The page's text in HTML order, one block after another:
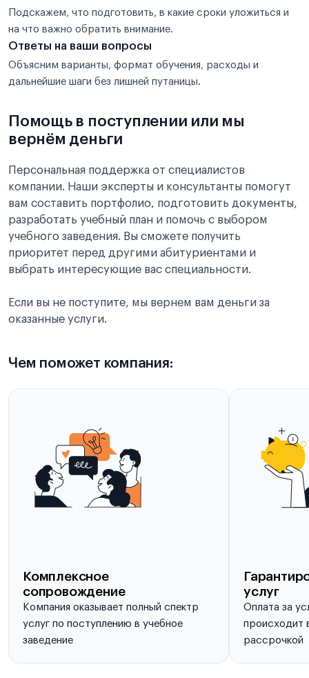
Подскажем, что подготовить, в какие сроки уложиться и
на что важно обратить внимание.
Ответы на ваши вопросы
Объясним варианты, формат обучения, расходы и
дальнейшие шаги без лишней путаницы.
Помощь в поступлении или мы
вернём деньги
Персональная поддержка от специалистов
компании. Наши эксперты и консультанты помогут
вам составить портфолио, подготовить документы,
разработать учебный план и помочь с выбором
учебного заведения. Вы сможете получить
приоритет перед другими абитуриентами и
выбрать интересующие вас специальности.
Если вы не поступите, мы вернем вам деньги за
оказанные услуги.
Чем поможет компания:
Комплексное
сопровождение
Компания оказывает полный спектр
услуг по поступлению в учебное
заведение
услуг
Оплата за
происходит
рассрочкой